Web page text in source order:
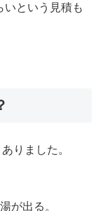
いという見積も
りました。
が出る。